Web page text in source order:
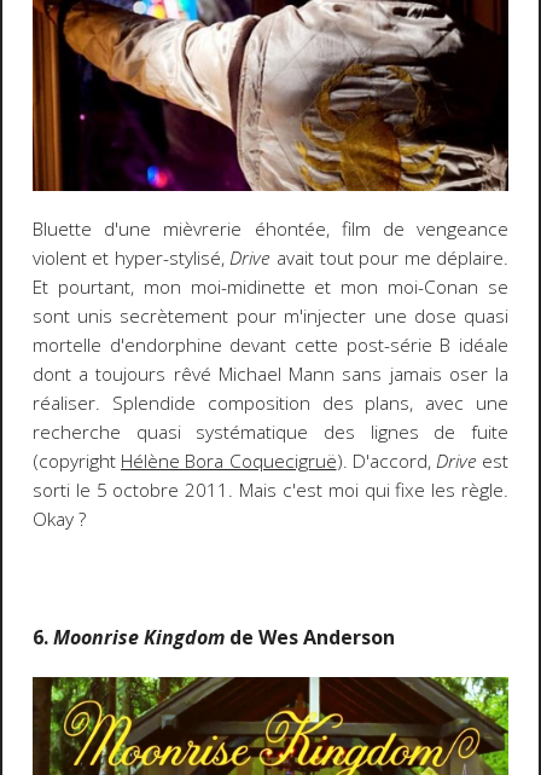
Bluette d'une mièvrerie éhontée, film de vengeance
violent et hyper-stylisé,Drive avait tout pour me déplaire.
Et pourtant, mon moi-midinette et mon moi-Conan se
sont unis secrètement pour m'injecter une dose quasi
mortelle d'endorphine devant cette post-série B idéale
dont a toujours rêvé Michael Mann sans jamais oser la
réaliser. Splendide composition des plans, avec une
recherche quasi systématique des lignes de fuite
(copyright Hélène Bora Coquecigruë). D'accord,Drive est
sorti le 5 octobre 2011. Mais c'est moi qui fixe les règle.
Okay ?
6.Moonrise Kingdomde Wes Anderson